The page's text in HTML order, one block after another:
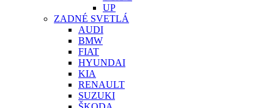
UP
ZADNÉ SVETLÁ
AUDI
BMW
FIAT
HYUNDAI
KIA
RENAULT
SUZUKI